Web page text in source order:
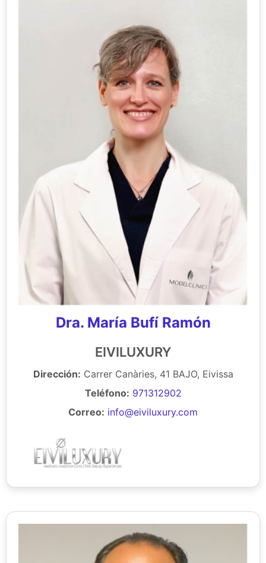
Dra. María Bufí Ramón
EIVILUXURY
Dirección: Carrer Canàries, 41 BAJO, Eivissa
Teléfono: 971312902
Correo: info@eiviluxury.com